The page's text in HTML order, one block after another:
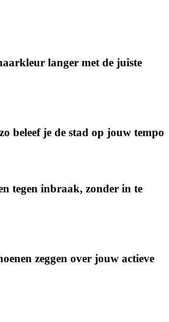
langer met de juiste
beleef je de stad op jouw tempo
tegen inbraak, zonder in te
zeggen over jouw actieve